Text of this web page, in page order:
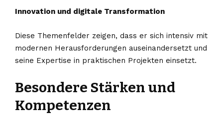
Innovation und digitale Transformation
Diese Themenfelder zeigen, dass er sich intensiv mit
modernen Herausforderungen auseinandersetzt und
seine Expertise in praktischen Projekten einsetzt.
Besondere Stärken und
Kompetenzen